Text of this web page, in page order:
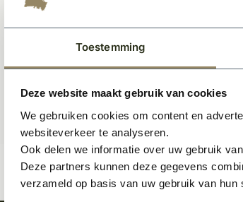
Toestemming
Deze website maakt gebruik van cookies
We gebruiken cookies om content en
websiteverkeer te analyseren.
Ook delen we informatie over uw gebruik
Deze partners kunnen deze gegevens
verzameld op basis van uw gebruik van hun